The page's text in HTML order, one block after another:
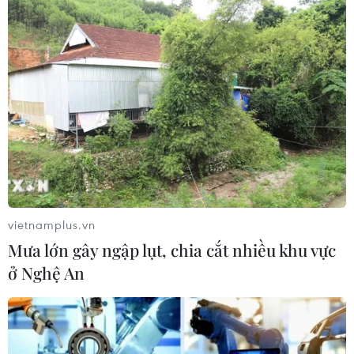
vietnamplus.vn
Mưa lớn gây ngập lụt, chia cắt nhiều khu vực
ở Nghệ An